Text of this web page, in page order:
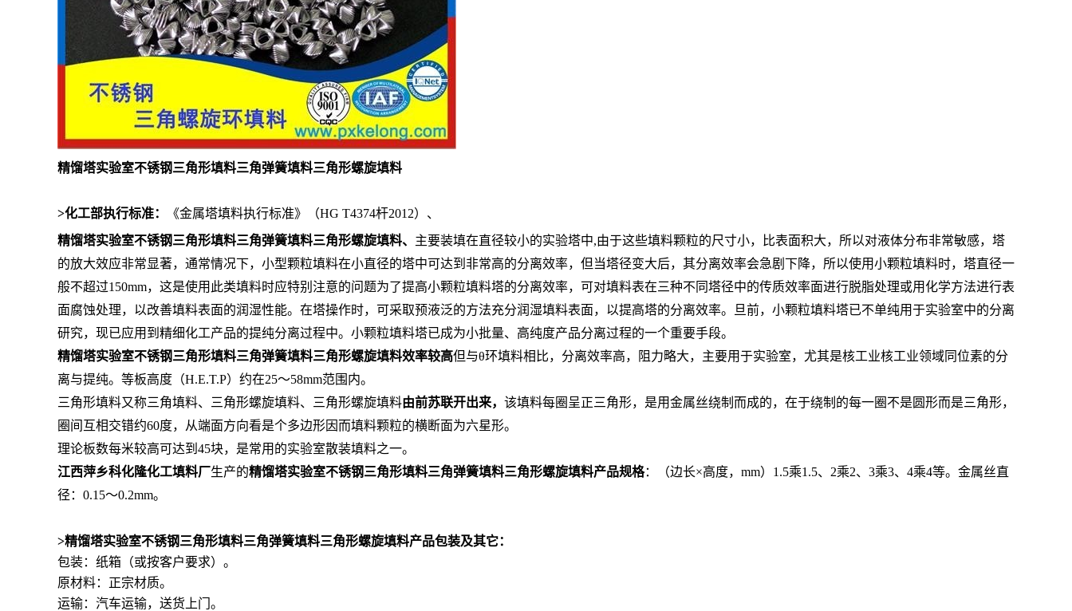
精馏塔实验室不锈钢三角形填料三角弹簧填料三角形螺旋填料
>化工部执行标准：
《金属塔填料执行标准》（HG T4374杆2012）、
精馏塔实验室不锈钢三角形填料三角弹簧填料三角形螺旋填料、 主要装填在直径较小的实验塔中,由于这些填料颗粒的尺寸小，比表面积大，所以对液体分布非常敏感，塔
的放大效应非常显著，通常情况下，小型颗粒填料在小直径的塔中可达到非常高的分离效率，但当塔径变大后，其分离效率会急剧下降，所以使用小颗粒填料时，塔直径一
般不超过150mm，这是使用此类填料时应特别注意的问题为了提高小颗粒填料塔的分离效率，可对填料表在三种不同塔径中的传质效率面进行脱脂处理或用化学方法进行表
面腐蚀处理，以改善填料表面的润湿性能。在塔操作时，可采取预液泛的方法充分润湿填料表面，以提高塔的分离效率。旦前，小颗粒填料塔已不单纯用于实验室中的分离
研究，现已应用到精细化工产品的提纯分离过程中。小颗粒填料塔已成为小批量、高纯度产品分离过程的一个重要手段。
精馏塔实验室不锈钢三角形填料三角弹簧填料三角形螺旋填料效率较高但与θ环填料相比，分离效率高，阻力略大，主要用于实验室，尤其是核工业核工业领域同位素的分
离与提纯。等板高度（H.E.T.P）约在25～58mm范围内。
三角形填料又称三角填料、三角形螺旋填料、三角形螺旋填料由前苏联开出来， 该填料每圈呈正三角形，是用金属丝绕制而成的，在于绕制的每一圈不是圆形而是三角形，
圈间互相交错约60度，从端面方向看是个多边形因而填料颗粒的横断面为六星形。
理论板数每米较高可达到 45块，是常用的实验室散装填料之一。
江西萍乡科化隆化工填料厂生产的精馏塔实验室不锈钢三角形填料三角弹簧填料三角形螺旋填料产品规格：（边长×高度， mm） 1.5乘1.5、 2乘2、 3乘3、 4乘4等。金属丝直
径： 0.15～0.2mm。
>精馏塔实验室不锈钢三角形填料三角弹簧填料三角形螺旋填料产品包装及其它：
包装：纸箱（或按客户要求）。
原材料：正宗材质。
运输：汽车运输，送货上门。